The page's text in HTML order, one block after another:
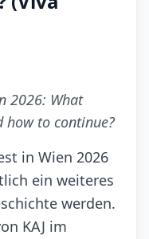
2026: What
how to continue?
in Wien 2026
ein weiteres
werden.
KAJ im